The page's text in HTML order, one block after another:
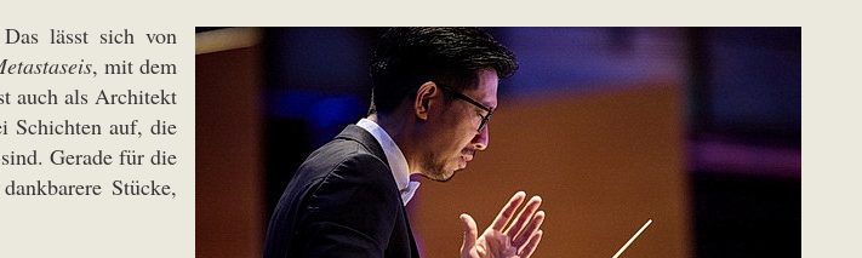
lässt sich von
, mit dem
auch als Architekt
Schichten auf, die
Gerade für die
Stücke,